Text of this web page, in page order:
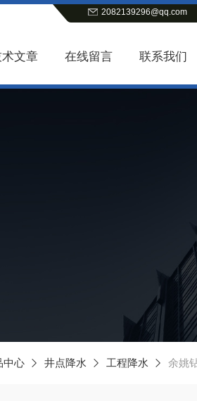
2082139296@qq.com
文章 在线留言 联系我们
中心 井点降水 工程降水 余姚